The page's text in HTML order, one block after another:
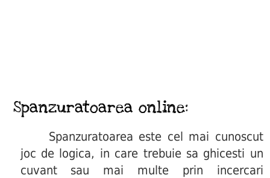
Spanzuratoarea online:
Spanzuratoarea este cel mai cunoscut
joc de logica, in care trebuie sa ghicesti un
cuvant sau mai multe prin incercari